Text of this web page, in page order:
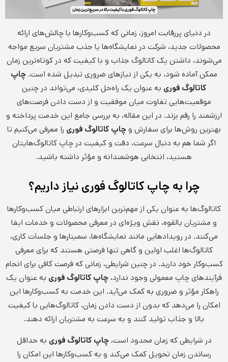
در دنیای پررقابت امروز، زمانی که کسب‌وکارها با چالش‌های ارائه
محصولات جدید، شرکت در نمایشگاه‌ها یا جذب مشتریان سریع مواجه
می‌شوند، داشتن یک کاتالوگ جذاب و با کیفیت که در کوتاه‌ترین زمان
ممکن آماده شود، به یکی از نیازهای ضروری تبدیل شده است. چاپ
کاتالوگ فوری به عنوان یک راه‌حل کلیدی، می‌تواند در چنین
موقعیت‌هایی تفاوت میان موفقیت و از دست دادن فرصت‌های
ارزشمند را رقم بزند. در این مقاله، به بررسی جامع این خدمت پرداخته و
بهترین روش‌ها برای سفارش وچاپ کاتالوگ فوری را معرفی می‌کنیم تا
اگر شما هم به دنبال سرعت، دقت و کیفیت در چاپ کاتالوگ‌هایتان
هستید، انتخابی هوشمندانه و مؤثر داشته باشید.
چرا به چاپ کاتالوگ فوری نیاز داریم؟
کاتالوگ‌ها به عنوان یکی از مهم‌ترین ابزارهای ارتباطی میان کسب‌وکارها
و مشتریان بالقوه، نقش ویژه‌ای در معرفی محصولات و خدمات ایفا
می‌کنند. در رویدادهایی مانند نمایشگاه‌ها، سمینارها و جلسات کاری،
کاتالوگ‌ها اغلب اولین و گاهی تنها فرصتی هستند که برای معرفی
کسب‌وکار خود دارید. در چنین شرایطی، زمانی که فرصت کافی برای انجام
فرآیندهای چاپ معمولی وجود ندارد، چاپ کاتالوگ فوری به عنوان یک
راهکار مؤثر و ضروری به کمک می‌آید. این خدمت به کسب‌وکارها این
امکان را می‌دهد که بدون از دست دادن زمان، کاتالوگ‌هایی با کیفیت
بالا و جذاب تولید کنند و به سرعت به مشتریان ارائه دهند.
در شرایطی که زمان محدود است،چاپ کاتالوگ فوری به حداقل
رساندن زمان تحویل کمک می‌کند و به کسب‌وکارها این امکان را